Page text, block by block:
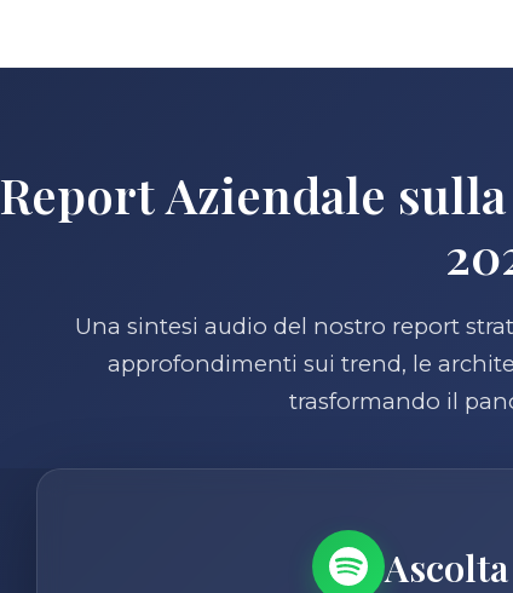
Report Aziendale
Una sintesi audio del nostro report
approfondimenti sui trend, le
trasformando il